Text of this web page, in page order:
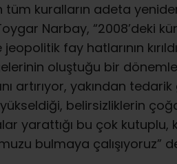
kuralların adeta
Narbay, “2008’deki
fay hatlarının
oluştuğu bir
artırıyor, yakından
yükseldiği, belirsizliklerin
yarattığı bu çok kutuplu,
bulmaya çalışıyoruz”